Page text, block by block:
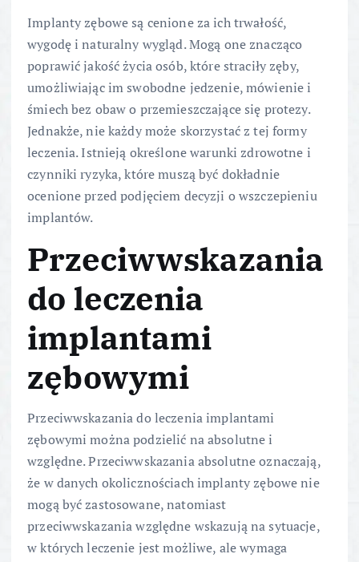
Implanty zębowe są cenione za ich trwałość,
wygodę i naturalny wygląd. Mogą one znacząco
poprawić jakość życia osób, które straciły zęby,
umożliwiając im swobodne jedzenie, mówienie i
śmiech bez obaw o przemieszczające się protezy.
Jednakże, nie każdy może skorzystać z tej formy
leczenia. Istnieją określone warunki zdrowotne i
czynniki ryzyka, które muszą być dokładnie
ocenione przed podjęciem decyzji o wszczepieniu
implantów.
Przeciwwskazania
do leczenia
implantami
zębowymi
Przeciwwskazania do leczenia implantami
zębowymi można podzielić na absolutne i
względne. Przeciwwskazania absolutne oznaczają,
że w danych okolicznościach implanty zębowe nie
mogą być zastosowane, natomiast
przeciwwskazania względne wskazują na sytuacje,
w których leczenie jest możliwe, ale wymaga